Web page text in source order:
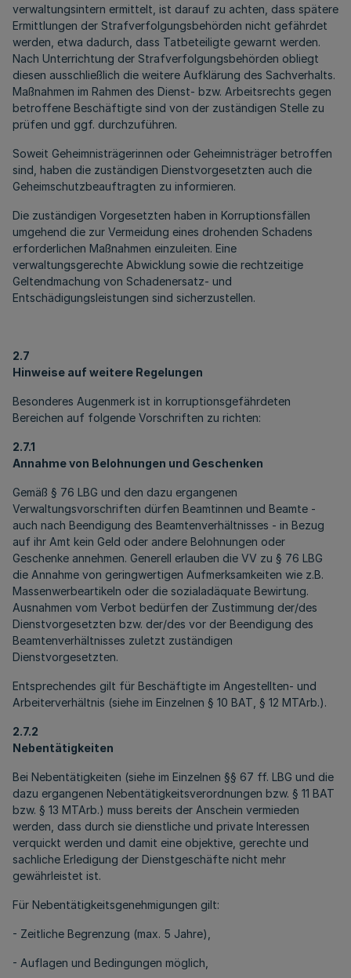
verwaltungsintern ermittelt, ist darauf zu achten, dass spätere
Ermittlungen der Strafverfolgungsbehörden nicht gefährdet
werden, etwa dadurch, dass Tatbeteiligte gewarnt werden.
Nach Unterrichtung der Strafverfolgungsbehörden obliegt
diesen ausschließlich die weitere Aufklärung des Sachverhalts.
Maßnahmen im Rahmen des Dienst- bzw. Arbeitsrechts gegen
betroffene Beschäftigte sind von der zuständigen Stelle zu
prüfen und ggf. durchzuführen.
Soweit Geheimnisträgerinnen oder Geheimnisträger betroffen
sind, haben die zuständigen Dienstvorgesetzten auch die
Geheimschutzbeauftragten zu informieren.
Die zuständigen Vorgesetzten haben in Korruptionsfällen
umgehend die zur Vermeidung eines drohenden Schadens
erforderlichen Maßnahmen einzuleiten. Eine
verwaltungsgerechte Abwicklung sowie die rechtzeitige
Geltendmachung von Schadenersatz- und
Entschädigungsleistungen sind sicherzustellen.
2.7
Hinweise auf weitere Regelungen
Besonderes Augenmerk ist in korruptionsgefährdeten
Bereichen auf folgende Vorschriften zu richten:
2.7.1
Annahme von Belohnungen und Geschenken
Gemäß § 76 LBG und den dazu ergangenen
Verwaltungsvorschriften dürfen Beamtinnen und Beamte -
auch nach Beendigung des Beamtenverhältnisses - in Bezug
auf ihr Amt kein Geld oder andere Belohnungen oder
Geschenke annehmen. Generell erlauben die VV zu § 76 LBG
die Annahme von geringwertigen Aufmerksamkeiten wie z.B.
Massenwerbeartikeln oder die sozialadäquate Bewirtung.
Ausnahmen vom Verbot bedürfen der Zustimmung der/des
Dienstvorgesetzten bzw. der/des vor der Beendigung des
Beamtenverhältnisses zuletzt zuständigen
Dienstvorgesetzten.
Entsprechendes gilt für Beschäftigte im Angestellten- und
Arbeiterverhältnis (siehe im Einzelnen § 10 BAT, § 12 MTArb.).
2.7.2
Nebentätigkeiten
Bei Nebentätigkeiten (siehe im Einzelnen §§ 67 ff. LBG und die
dazu ergangenen Nebentätigkeitsverordnungen bzw. § 11 BAT
bzw. § 13 MTArb.) muss bereits der Anschein vermieden
werden, dass durch sie dienstliche und private Interessen
verquickt werden und damit eine objektive, gerechte und
sachliche Erledigung der Dienstgeschäfte nicht mehr
gewährleistet ist.
Für Nebentätigkeitsgenehmigungen gilt:
- Zeitliche Begrenzung (max. 5 Jahre),
- Auflagen und Bedingungen möglich,